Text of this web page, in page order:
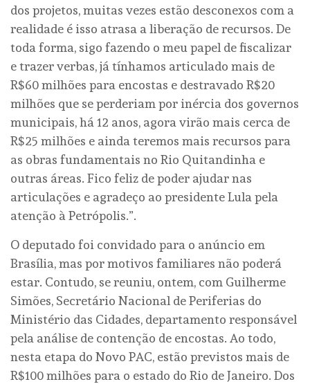
dos projetos, muitas vezes estão desconexos com a
realidade é isso atrasa a liberação de recursos. De
toda forma, sigo fazendo o meu papel de fiscalizar
e trazer verbas, já tínhamos articulado mais de
R$60 milhões para encostas e destravado R$20
milhões que se perderiam por inércia dos governos
municipais, há 12 anos, agora virão mais cerca de
R$25 milhões e ainda teremos mais recursos para
as obras fundamentais no Rio Quitandinha e
outras áreas. Fico feliz de poder ajudar nas
articulações e agradeço ao presidente Lula pela
atenção à Petrópolis.”.
O deputado foi convidado para o anúncio em
Brasília, mas por motivos familiares não poderá
estar. Contudo, se reuniu, ontem, com Guilherme
Simões, Secretário Nacional de Periferias do
Ministério das Cidades, departamento responsável
pela análise de contenção de encostas. Ao todo,
nesta etapa do Novo PAC, estão previstos mais de
R$100 milhões para o estado do Rio de Janeiro. Dos